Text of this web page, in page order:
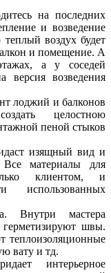
на последних
и возведение
воздух будет
и помещение. А
а у соседей
версия возведения
лоджий и балконов
целостною
пеной стыков
изящный вид и
Все материалы для
клиентом, и
использованных
Внутри мастера
швы.
теплоизоляционные
вату и тд.
интерьерное